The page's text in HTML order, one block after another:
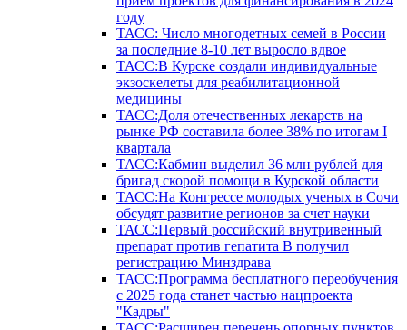
году
ТАСС: Число многодетных семей в России
за последние 8-10 лет выросло вдвое
ТАСС:В Курске создали индивидуальные
экзоскелеты для реабилитационной
медицины
ТАСС:Доля отечественных лекарств на
рынке РФ составила более 38% по итогам I
квартала
ТАСС:Кабмин выделил 36 млн рублей для
бригад скорой помощи в Курской области
ТАСС:На Конгрессе молодых ученых в Сочи
обсудят развитие регионов за счет науки
ТАСС:Первый российский внутривенный
препарат против гепатита В получил
регистрацию Минздрава
ТАСС:Программа бесплатного переобучения
с 2025 года станет частью нацпроекта
"Кадры"